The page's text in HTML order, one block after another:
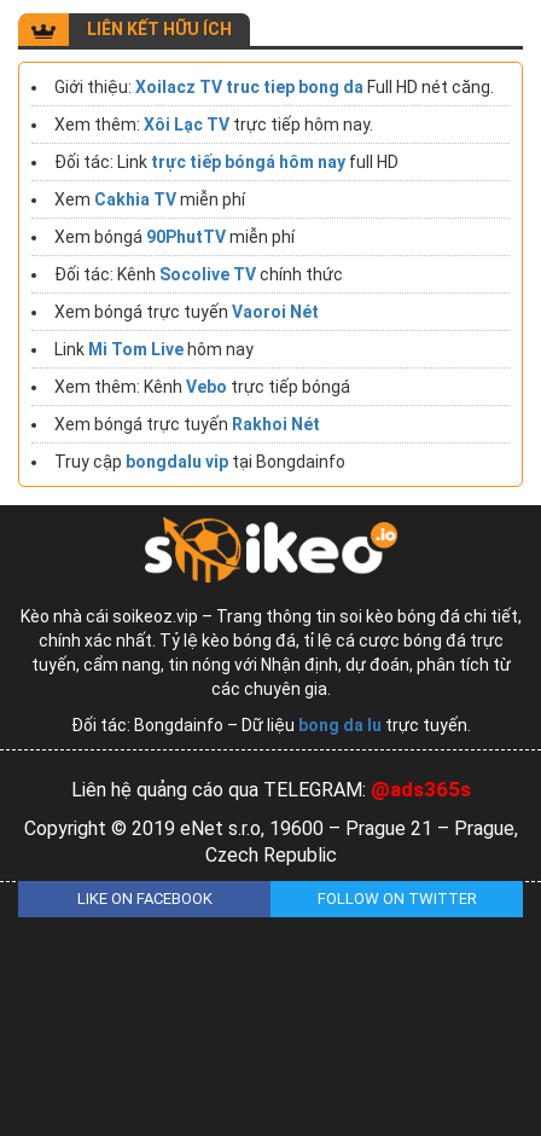
LIÊN KẾT HỮU ÍCH
Giới thiệu: Xoilacz TV truc tiep bong da Full HD nét căng.
Xem thêm: Xôi Lạc TV trực tiếp hôm nay.
Đối tác: Link trực tiếp bóngá hôm nay full HD
Xem Cakhia TVmiễn phí
Xem bóngá 90PhutTVmiễn phí
Đối tác: Kênh Socolive TVchính thức
Xem bóngá trực tuyến Vaoroi Nét
Link Mi Tom Live hôm nay
Xem thêm: Kênh Vebo trực tiếp bóngá
Xem bóngá trực tuyến Rakhoi Nét
Truy cập bongdalu vip tại Bongdainfo
Kèo nhà cái soikeoz.vip – Trang thông tin soi kèo bóng đá chi tiết,
chính xác nhất. Tỷ lệ kèo bóng đá, tỉ lệ cá cược bóng đá trực
tuyến, cẩm nang, tin nóng với Nhận định, dự đoán, phân tích từ
các chuyên gia.
Đối tác: Bongdainfo – Dữ liệu bong da lu trực tuyến.
Liên hệ quảng cáo qua TELEGRAM: @ads365s
Copyright © 2019 eNet s.r.o, 19600 – Prague 21 – Prague,
Czech Republic
LIKE ON FACEBOOK FOLLOW ON TWITTER